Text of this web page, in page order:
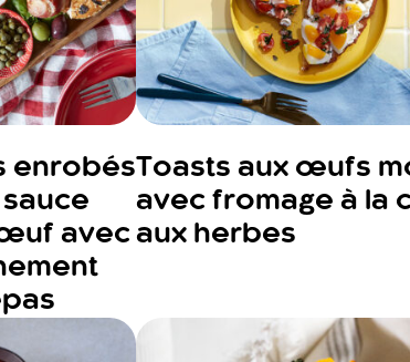
enrobés
avec
Toasts aux œufs
avec fromage à la
aux herbes